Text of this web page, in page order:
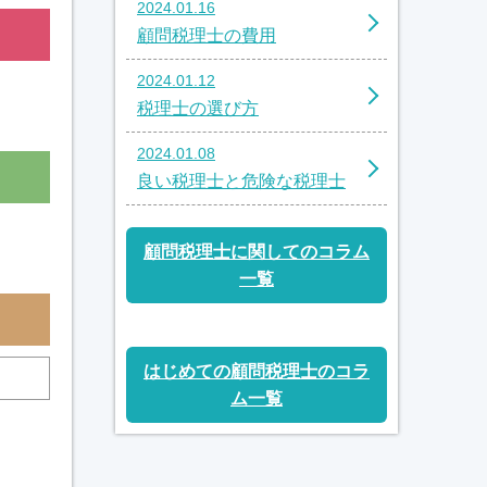
2024.01.16
顧問税理士の費用
2024.01.12
税理士の選び方
2024.01.08
良い税理士と危険な税理士
顧問税理士に関してのコラム
一覧
はじめての顧問税理士のコラ
ム一覧